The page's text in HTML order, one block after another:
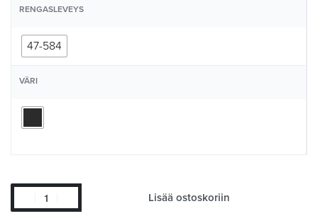
RENGASLEVEYS
47-584
VÄRI
Lisää ostoskoriin